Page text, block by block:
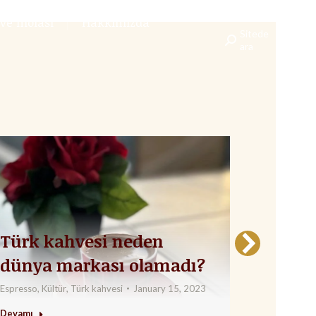
Türk kahvesi neden
dünya markası olamadı?
Espresso, Kültür, Türk kahvesi January 15, 2023
Devamı